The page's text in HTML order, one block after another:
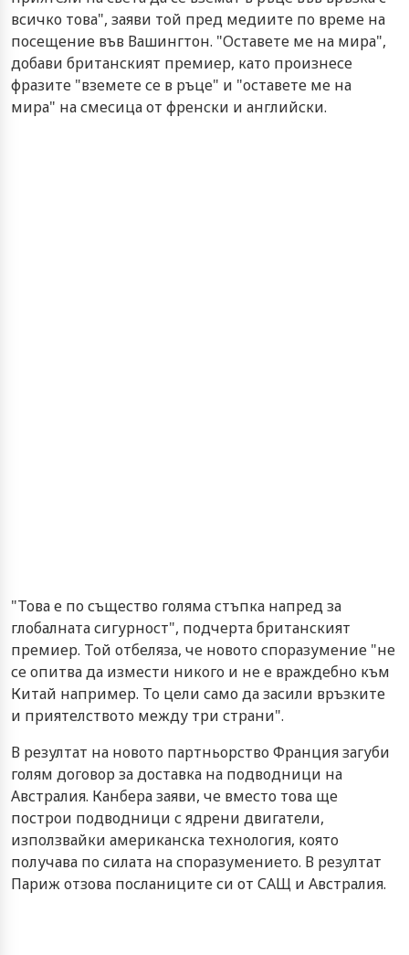
всичко това", заяви той пред медиите по време на
посещение във Вашингтон. "Оставете ме на мира",
добави британският премиер, като произнесе
фразите "вземете се в ръце" и "оставете ме на
мира" на смесица от френски и английски.
"Това е по същество голяма стъпка напред за
глобалната сигурност", подчерта британският
премиер. Той отбеляза, че новото споразумение "не
се опитва да измести никого и не е враждебно към
Китай например. То цели само да засили връзките
и приятелството между три страни".
В резултат на новото партньорство Франция загуби
голям договор за доставка на подводници на
Австралия. Канбера заяви, че вместо това ще
построи подводници с ядрени двигатели,
използвайки американска технология, която
получава по силата на споразумението. В резултат
Париж отзова посланиците си от САЩ и Австралия.